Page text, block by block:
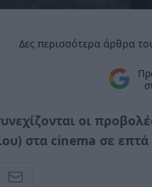
Δες περισσότερα άρθρα
οι
στα cinema σε επτά